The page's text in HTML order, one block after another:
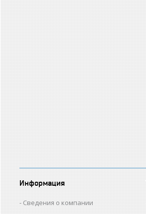
Информация
Сведения о компании